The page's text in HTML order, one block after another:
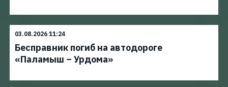
03.08.2026 11:24
Бесправник погиб на автодороге
«Паламыш – Урдома»